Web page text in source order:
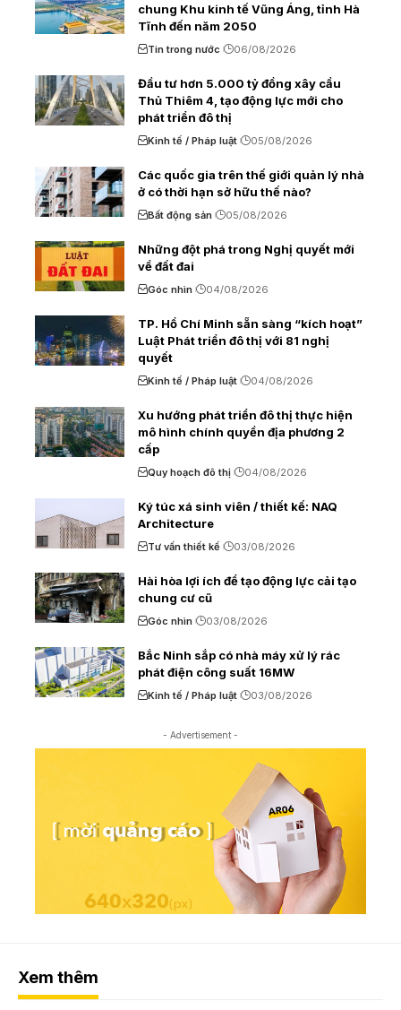
chung Khu kinh tế Vũng Áng, tỉnh Hà
Tĩnh đến năm 2050
Tin trong nước 06/08/2026
Đầu tư hơn 5.000 tỷ đồng xây cầu
Thủ Thiêm 4, tạo động lực mới cho
phát triển đô thị
Kinh tế / Pháp luật 05/08/2026
Các quốc gia trên thế giới quản lý nhà
ở có thời hạn sở hữu thế nào?
Bất động sản 05/08/2026
Những đột phá trong Nghị quyết mới
về đất đai
Góc nhìn 04/08/2026
TP. Hồ Chí Minh sẵn sàng “kích hoạt”
Luật Phát triển đô thị với 81 nghị
quyết
Kinh tế / Pháp luật 04/08/2026
Xu hướng phát triển đô thị thực hiện
mô hình chính quyền địa phương 2
cấp
Quy hoạch đô thị 04/08/2026
Ký túc xá sinh viên / thiết kế: NAQ
Architecture
Tư vấn thiết kế 03/08/2026
Hài hòa lợi ích để tạo động lực cải tạo
chung cư cũ
Góc nhìn 03/08/2026
Bắc Ninh sắp có nhà máy xử lý rác
phát điện công suất 16MW
Kinh tế / Pháp luật 03/08/2026
- Advertisement -
Xem thêm